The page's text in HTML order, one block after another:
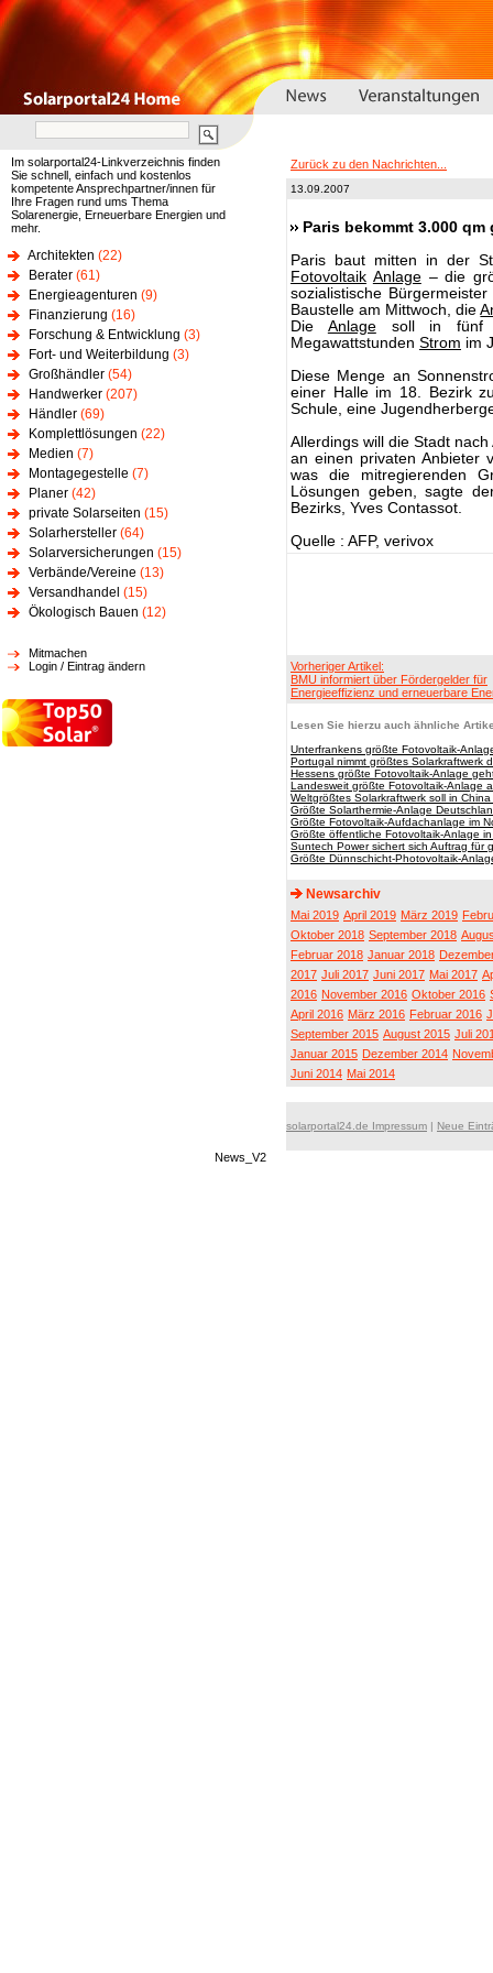
Im solarportal24-Linkverzeichnis finden
Sie schnell, einfach und kostenlos
kompetente Ansprechpartner/innen für
Ihre Fragen rund ums Thema
Solarenergie, Erneuerbare Energien und
mehr.
Architekten (22)
Berater (61)
Energieagenturen (9)
Finanzierung (16)
Forschung & Entwicklung (3)
Fort- und Weiterbildung (3)
Großhändler (54)
Handwerker (207)
Händler (69)
Komplettlösungen (22)
Medien (7)
Montagegestelle (7)
Planer (42)
private Solarseiten (15)
Solarhersteller (64)
Solarversicherungen (15)
Verbände/Vereine (13)
Versandhandel (15)
Ökologisch Bauen (12)
Mitmachen
Login / Eintrag ändern
Zurück zu den Nachrichten...
13.09.2007
Paris bekommt 3.000
Paris baut mitten in der
Fotovoltaik Anlage– die
sozialistische
Baustelle am Mittwoch, die
Die Anlagesoll in fünf
Megawattstunden Strom im
Diese Menge an
einer Halle im 18. Bezirk
Schule, eine
Allerdings will die Stadt
an einen privaten Anbieter
was die mitregierenden
Lösungen geben, sagte
Bezirks, Yves Contassot.
Quelle : AFP, verivox
Vorheriger Artikel:
BMU informiert über Fördergelder für
Energieeffizienz und erneuerbare
Lesen Sie hierzu auch ähnliche
Unterfrankens größte Fotovoltaik-
Portugal nimmt größtes Solarkraftwerk
Hessens größte Fotovoltaik-Anlage
Landesweit größte Fotovoltaik-Anlage
Weltgrößtes Solarkraftwerk soll in
Größte Solarthermie-Anlage
Größte Fotovoltaik-Aufdachanlage im
Größte öffentliche Fotovoltaik-Anlage
Suntech Power sichert sich Auftrag für
Größte Dünnschicht-Photovoltaik-
Newsarchiv
Mai 2019 April 2019 März 2019
Oktober 2018 September 2018
Februar 2018 Januar 2018
2017 Juli 2017 Juni 2017 Mai 2017
2016 November 2016 Oktober 2016
April 2016 März 2016 Februar 2016
September 2015 August 2015 Juli
Januar 2015 Dezember 2014
Juni 2014 Mai 2014
solarportal24.de Impressum | Neue
News_V2